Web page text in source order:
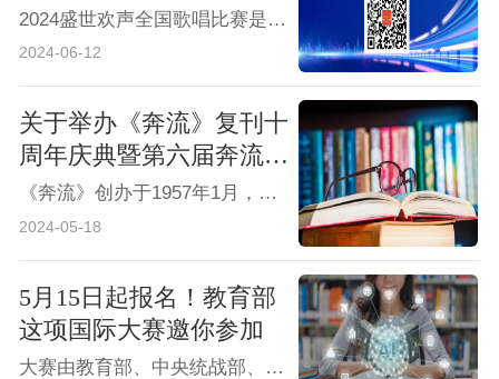
2024盛世欢声全国歌唱比赛是一场面向全国音乐爱好者的盛大活动。我们旨在为广大音乐爱好者提供一个展示自我、交流学习的平台，同时发掘和培养更多优秀的歌唱人才。无论您是专业歌手还是业余爱好者，只要您热爱音乐，我们都诚挚邀请您加入我们的行列。
2024-06-12
关于举办《奔流》复刊十
周年庆典暨第六届奔流文
学奖及奔流文学院第二十
期作家研修班的通知
《奔流》创办于1957年1月，由河南省文联主管。在办刊的几十年间，《奔流》培养了省内外一大批蜚声文坛的优秀作家，维系着几代作家和文学爱好者挥之不去的文学情结和梦想。20世纪80年代末，由于种种原因，《奔流》停刊。2013年8月时代报告杂志社开始筹备奔流文学网，2014年9月，奔流文学网正式上线，2014年10月，在习近平总书记主持召开的文艺座谈会讲话精神的指引下，《奔流》正式复刊。
2024-05-18
5月15日起报名！教育部
这项国际大赛邀你参加
大赛由教育部、中央统战部、中央网信办、国家发展改革委、工业和信息化部、人力资源社会保障部、农业农村部、中国科学院、中国工程院、国家知识产权局、国家乡村振兴局、共青团中央和上海市人民政府联合主办，上海交通大学和闵行区人民政府共同承办。